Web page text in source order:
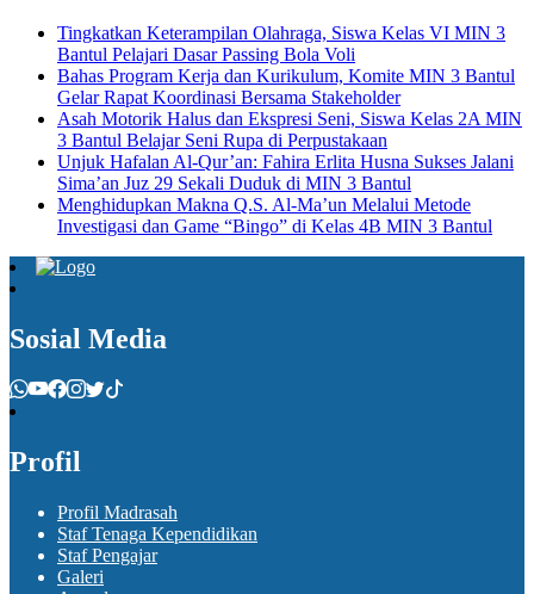
Tingkatkan Keterampilan Olahraga, Siswa Kelas VI MIN 3
Bantul Pelajari Dasar Passing Bola Voli
Bahas Program Kerja dan Kurikulum, Komite MIN 3 Bantul
Gelar Rapat Koordinasi Bersama Stakeholder
Asah Motorik Halus dan Ekspresi Seni, Siswa Kelas 2A MIN
3 Bantul Belajar Seni Rupa di Perpustakaan
Unjuk Hafalan Al-Qur’an: Fahira Erlita Husna Sukses Jalani
Sima’an Juz 29 Sekali Duduk di MIN 3 Bantul
Menghidupkan Makna Q.S. Al-Ma’un Melalui Metode
Investigasi dan Game “Bingo” di Kelas 4B MIN 3 Bantul
Sosial Media
Profil
Profil Madrasah
Staf Tenaga Kependidikan
Staf Pengajar
Galeri